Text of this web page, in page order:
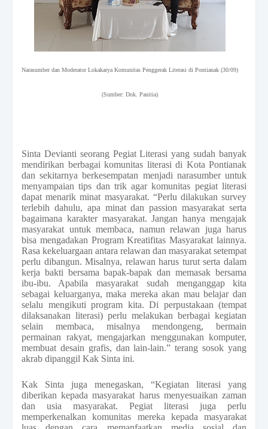
Narasumber dan Moderator Lokakarya Komunitas Penggerak Literasi di Pontianak (30/09)
(Sumber: Dok. Panitia)
Sinta Devianti seorang Pegiat Literasi yang sudah banyak
mendirikan berbagai komunitas literasi di Kota Pontianak
dan sekitarnya berkesempatan menjadi narasumber untuk
menyampaian tips dan trik agar komunitas pegiat literasi
dapat menarik minat masyarakat. “Perlu dilakukan survey
terlebih dahulu, apa minat dan passion masyarakat serta
bagaimana karakter masyarakat. Jangan hanya mengajak
masyarakat untuk membaca, namun relawan juga harus
bisa mengadakan Program Kreatifitas Masyarakat lainnya.
Rasa kekeluargaan antara relawan dan masyarakat setempat
perlu dibangun. Misalnya, relawan harus turut serta dalam
kerja bakti bersama bapak-bapak dan memasak bersama
ibu-ibu. Apabila masyarakat sudah menganggap kita
sebagai keluarganya, maka mereka akan mau belajar dan
selalu mengikuti program kita. Di perpustakaan (tempat
dilaksanakan literasi) perlu melakukan berbagai kegiatan
selain membaca, misalnya mendongeng, bermain
permainan rakyat, mengajarkan menggunakan komputer,
membuat desain grafis, dan lain-lain.” terang sosok yang
akrab dipanggil Kak Sinta ini.
Kak Sinta juga menegaskan, “Kegiatan literasi yang
diberikan kepada masyarakat harus menyesuaikan zaman
dan usia masyarakat. Pegiat literasi juga perlu
memperkenalkan komunitas mereka kepada masyarakat